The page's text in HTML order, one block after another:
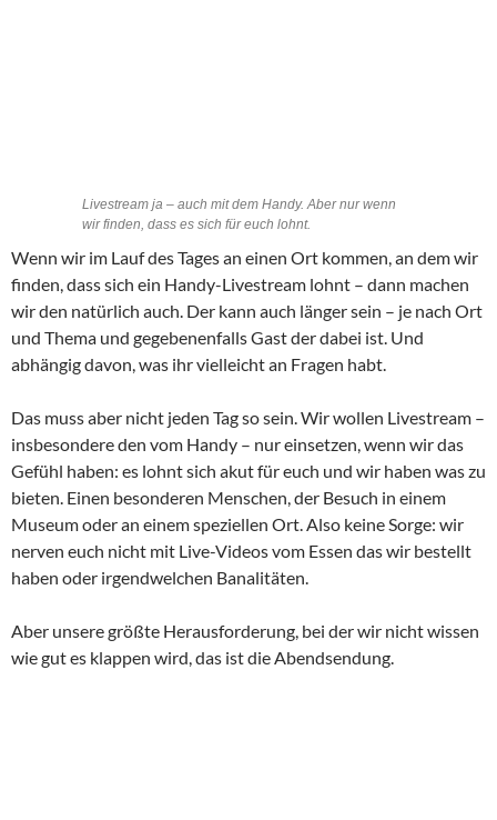
Livestream ja – auch mit dem Handy. Aber nur wenn
wir finden, dass es sich für euch lohnt.
Wenn wir im Lauf des Tages an einen Ort kommen, an dem wir
finden, dass sich ein Handy-Livestream lohnt – dann machen
wir den natürlich auch. Der kann auch länger sein – je nach Ort
und Thema und gegebenenfalls Gast der dabei ist. Und
abhängig davon, was ihr vielleicht an Fragen habt.
Das muss aber nicht jeden Tag so sein. Wir wollen Livestream –
insbesondere den vom Handy – nur einsetzen, wenn wir das
Gefühl haben: es lohnt sich akut für euch und wir haben was zu
bieten. Einen besonderen Menschen, der Besuch in einem
Museum oder an einem speziellen Ort. Also keine Sorge: wir
nerven euch nicht mit Live-Videos vom Essen das wir bestellt
haben oder irgendwelchen Banalitäten.
Aber unsere größte Herausforderung, bei der wir nicht wissen
wie gut es klappen wird, das ist die Abendsendung.